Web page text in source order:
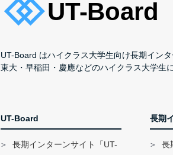
UT-Board はハイクラス大学生向け長期インタ
東大・早稲田・慶應などのハイクラス大学生
UT-Board
長期インターンサイト「UT-
長期
長